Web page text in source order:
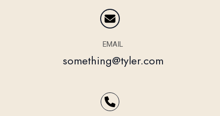
EMAIL
something@tyler.com